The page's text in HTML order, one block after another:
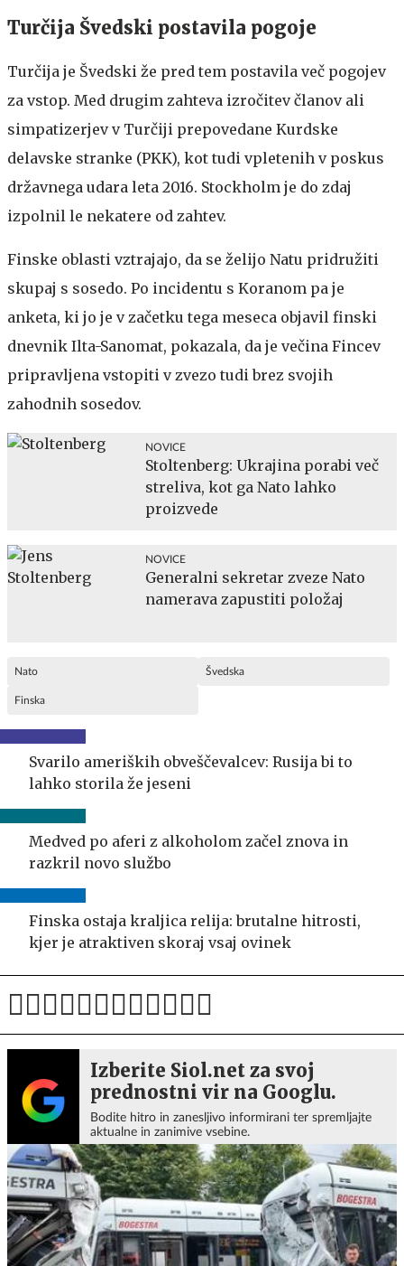
Turčija Švedski postavila pogoje
Turčija je Švedski že pred tem postavila več pogojev
za vstop. Med drugim zahteva izročitev članov ali
simpatizerjev v Turčiji prepovedane Kurdske
delavske stranke (PKK), kot tudi vpletenih v poskus
državnega udara leta 2016. Stockholm je do zdaj
izpolnil le nekatere od zahtev.
Finske oblasti vztrajajo, da se želijo Natu pridružiti
skupaj s sosedo. Po incidentu s Koranom pa je
anketa, ki jo je v začetku tega meseca objavil finski
dnevnik Ilta-Sanomat, pokazala, da je večina Fincev
pripravljena vstopiti v zvezo tudi brez svojih
zahodnih sosedov.
NOVICE
Stoltenberg: Ukrajina porabi več
streliva, kot ga Nato lahko
proizvede
NOVICE
Generalni sekretar zveze Nato
namerava zapustiti položaj
Nato Švedska
Finska
Svarilo ameriških obveščevalcev: Rusija bi to
lahko storila že jeseni
Medved po aferi z alkoholom začel znova in
razkril novo službo
Finska ostaja kraljica relija: brutalne hitrosti,
kjer je atraktiven skoraj vsaj ovinek
Izberite Siol.net za svoj
prednostni vir na Googlu.
Bodite hitro in zanesljivo informirani ter spremljajte
aktualne in zanimive vsebine.